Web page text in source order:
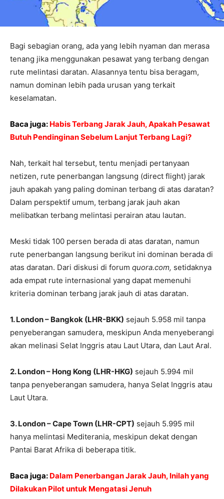
Bagi sebagian orang, ada yang lebih nyaman dan merasa
tenang jika menggunakan pesawat yang terbang dengan
rute melintasi daratan. Alasannya tentu bisa beragam,
namun dominan lebih pada urusan yang terkait
keselamatan.
Baca juga: Habis Terbang Jarak Jauh, Apakah Pesawat
Butuh Pendinginan Sebelum Lanjut Terbang Lagi?
Nah, terkait hal tersebut, tentu menjadi pertanyaan
netizen, rute penerbangan langsung (direct flight) jarak
jauh apakah yang paling dominan terbang di atas daratan?
Dalam perspektif umum, terbang jarak jauh akan
melibatkan terbang melintasi perairan atau lautan.
Meski tidak 100 persen berada di atas daratan, namun
rute penerbangan langsung berikut ini dominan berada di
atas daratan. Dari diskusi di forum quora.com, setidaknya
ada empat rute internasional yang dapat memenuhi
kriteria dominan terbang jarak jauh di atas daratan.
1. London – Bangkok (LHR-BKK) sejauh 5.958 mil tanpa
penyeberangan samudera, meskipun Anda menyeberangi
akan melinasi Selat Inggris atau Laut Utara, dan Laut Aral.
2. London – Hong Kong (LHR-HKG) sejauh 5.994 mil
tanpa penyeberangan samudera, hanya Selat Inggris atau
Laut Utara.
3. London – Cape Town (LHR-CPT) sejauh 5.995 mil
hanya melintasi Mediterania, meskipun dekat dengan
Pantai Barat Afrika di beberapa titik.
Baca juga: Dalam Penerbangan Jarak Jauh, Inilah yang
Dilakukan Pilot untuk Mengatasi Jenuh